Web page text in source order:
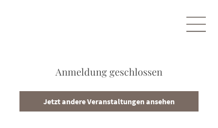
Anmeldung geschlossen
Jetzt andere Veranstaltungen ansehen